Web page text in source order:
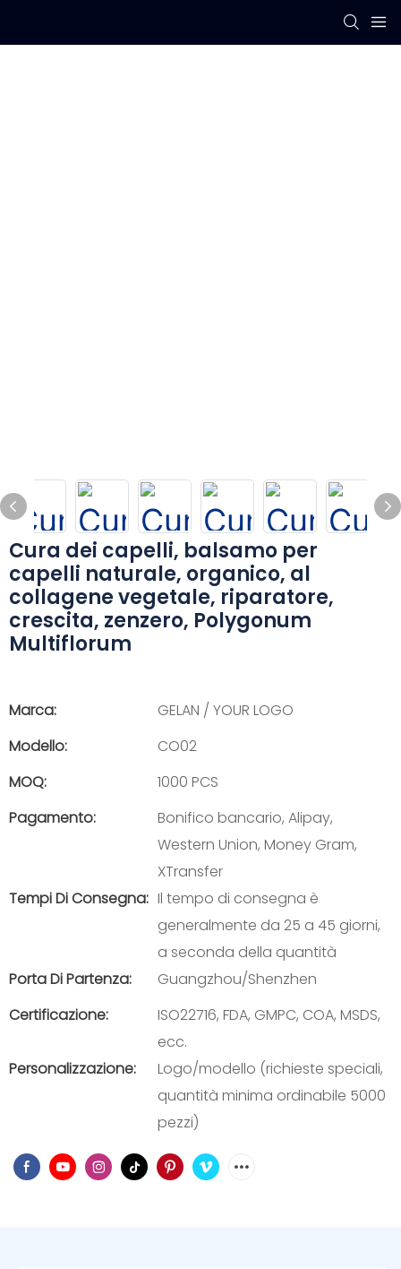
Cura dei capelli, balsamo per
capelli naturale, organico, al
collagene vegetale, riparatore,
crescita, zenzero, Polygonum
Multiflorum
Marca:
GELAN / YOUR LOGO
Modello:
CO02
MOQ:
1000 PCS
Pagamento:
Bonifico bancario, Alipay,
Western Union, Money Gram,
XTransfer
Tempi Di Consegna: Il tempo di consegna è
generalmente da 25 a 45 giorni,
a seconda della quantità
Porta Di Partenza:
Guangzhou/Shenzhen
Certificazione:
ISO22716, FDA, GMPC, COA, MSDS,
ecc.
Personalizzazione:
Logo/modello (richieste speciali,
quantità minima ordinabile 5000
pezzi)